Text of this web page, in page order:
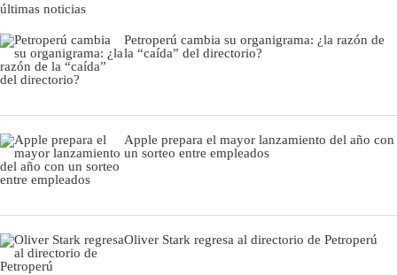
últimas noticias
Petroperú cambia su organigrama: ¿la razón de
la “caída” del directorio?
Apple prepara el mayor lanzamiento del año con
un sorteo entre empleados
Oliver Stark regresa al directorio de Petroperú